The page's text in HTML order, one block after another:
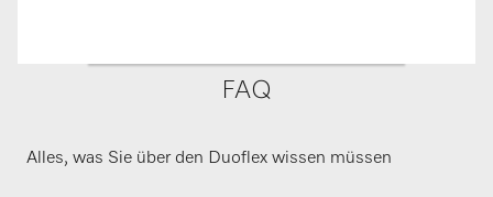
FAQ
Alles, was Sie über den Duoflex wissen müssen